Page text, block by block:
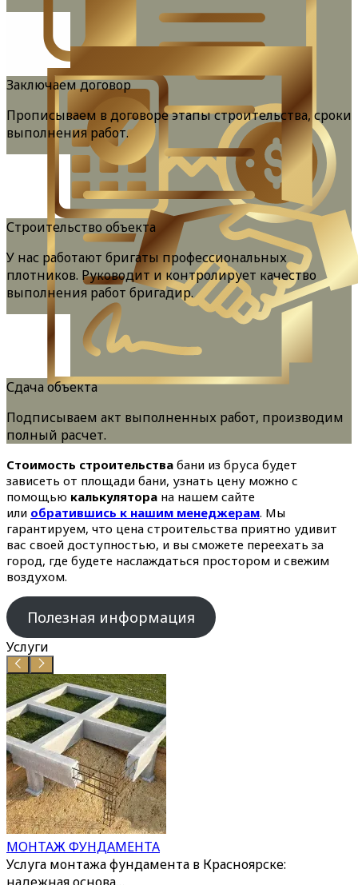
Заключаем договор
Прописываем в договоре этапы строительства, сроки
выполнения работ.
Строительство объекта
У нас работают бригаты профессиональных
плотников. Руководит и контролирует качество
выполнения работ бригадир.
Сдача объекта
Подписываем акт выполненных работ, производим
полный расчет.
Стоимость строительства бани из бруса будет
зависеть от площади бани, узнать цену можно с
помощью калькулятора на нашем сайте
или обратившись к нашим менеджерам. Мы
гарантируем, что цена строительства приятно удивит
вас своей доступностью, и вы сможете переехать за
город, где будете наслаждаться простором и свежим
воздухом.
Полезная информация
Услуги
МОНТАЖ ФУНДАМЕНТА
Услуга монтажа фундамента в Красноярске:
надежная основа…